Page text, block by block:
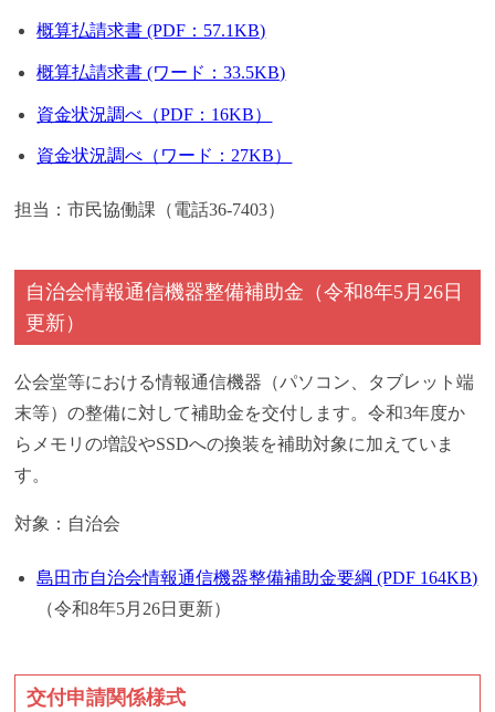
概算払請求書 (PDF：57.1KB)
概算払請求書 (ワード：33.5KB)
資金状況調べ（PDF：16KB）
資金状況調べ（ワード：27KB）
担当：市民協働課（電話36-7403）
自治会情報通信機器整備補助金 （令和8年5月26日
更新）
公会堂等における情報通信機器（パソコン、タブレット端
末等）の整備に対して補助金を交付します。令和3年度か
らメモリの増設やSSDへの換装を補助対象に加えていま
す。
対象：自治会
島田市自治会情報通信機器整備補助金要綱 (PDF 164KB)
（令和8年5月26日更新）
交付申請関係様式